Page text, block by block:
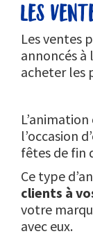
les
Les ventes
annoncés à
acheter les
l’occasion
fêtes de fin
Ce type
clients à
votre
avec eux.